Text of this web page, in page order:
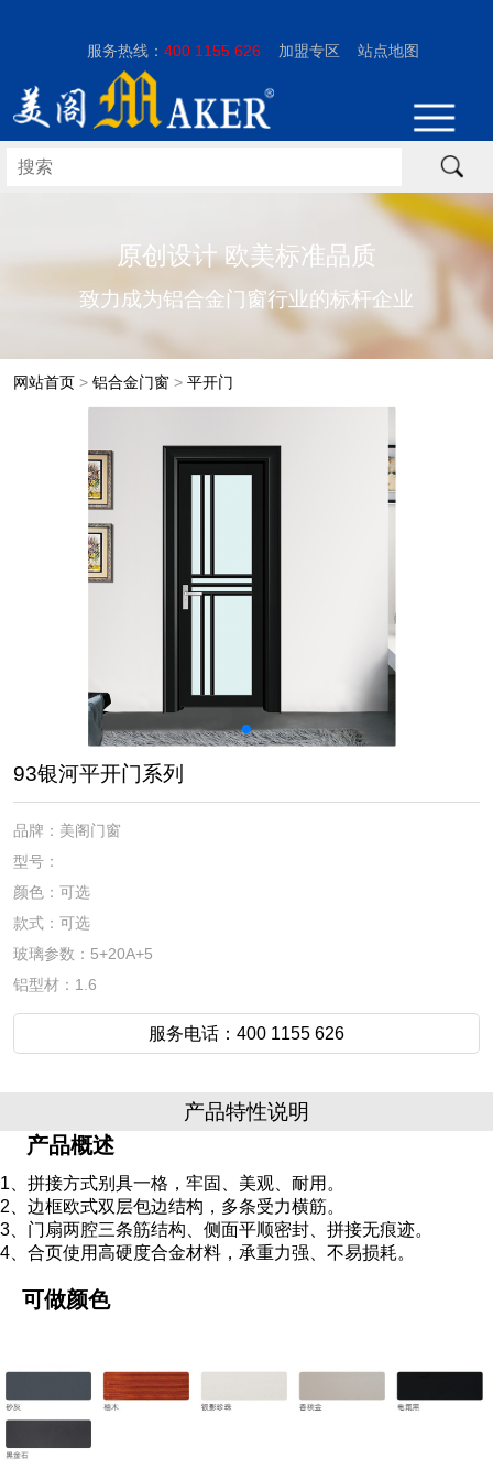
服务热线：400 1155 626 加盟专区 站点地图
原创设计 欧美标准品质
致力成为铝合金门窗行业的标杆企业
网站首页> 铝合金门窗> 平开门
93银河平开门系列
品牌：美阁门窗
型号：
颜色：可选
款式：可选
玻璃参数：5+20A+5
铝型材：1.6
服务电话：400 1155 626
产品特性说明
产品概述
1、拼接方式别具一格，牢固、美观、耐用。
2、边框欧式双层包边结构，多条受力横筋。
3、门扇两腔三条筋结构、侧面平顺密封、拼接无痕迹。
4、合页使用高硬度合金材料，承重力强、不易损耗。
可做颜色